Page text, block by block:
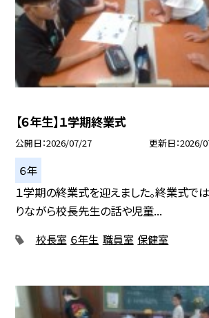
【６年生】１学期終業式
公開日 2026/07/27 更新日 2026/
６年
１学期の終業式を迎えました。終業式で
りながら校長先生の話や児童...
校長室 ６年生 職員室 保健室